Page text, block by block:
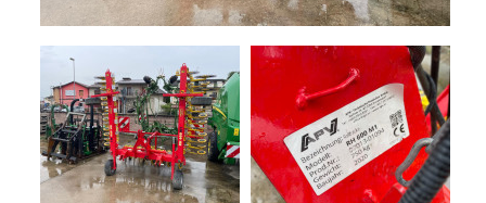
NEWS
CONTATTI
GIARDINAGGIO
ACCESSORI